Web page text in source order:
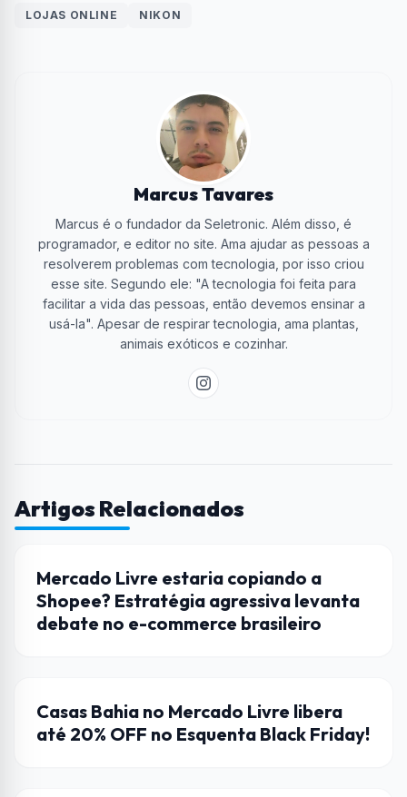
LOJAS ONLINE NIKON
Marcus Tavares
Marcus é o fundador da Seletronic. Além disso, é
programador, e editor no site. Ama ajudar as pessoas a
resolverem problemas com tecnologia, por isso criou
esse site. Segundo ele: "A tecnologia foi feita para
facilitar a vida das pessoas, então devemos ensinar a
usá-la". Apesar de respirar tecnologia, ama plantas,
animais exóticos e cozinhar.
Artigos Relacionados
DINHEIRO
Mercado Livre estaria copiando a
Shopee? Estratégia agressiva levanta
debate no e-commerce brasileiro
BLACK FRIDAY
Casas Bahia no Mercado Livre libera
até 20% OFF no Esquenta Black Friday!